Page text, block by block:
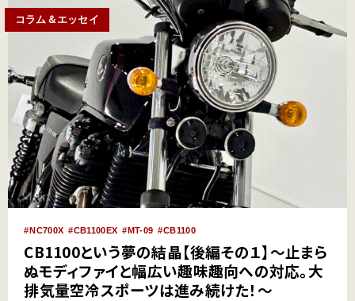
コラム＆エッセイ
NC700X CB1100EX MT-09 CB1100
CB1100という夢の結晶【後編その１】～止まら
ぬモディファイと幅広い趣味趣向への対応。大
排気量空冷スポーツは進み続けた！～